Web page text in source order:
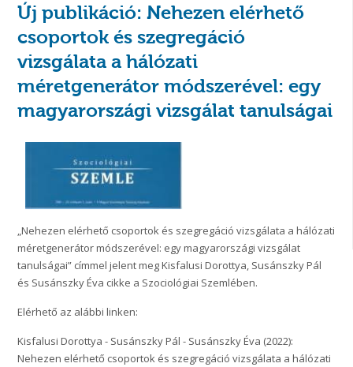
Új publikáció: Nehezen elérhető
csoportok és szegregáció
vizsgálata a hálózati
méretgenerátor módszerével: egy
magyarországi vizsgálat tanulságai
„Nehezen elérhető csoportok és szegregáció vizsgálata a hálózati
méretgenerátor módszerével: egy magyarországi vizsgálat
tanulságai” címmel jelent meg Kisfalusi Dorottya, Susánszky Pál
és Susánszky Éva cikke a Szociológiai Szemlében.
Elérhető az alábbi linken:
Kisfalusi Dorottya - Susánszky Pál - Susánszky Éva (2022):
Nehezen elérhető csoportok és szegregáció vizsgálata a hálózati